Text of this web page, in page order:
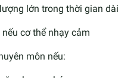
lớn trong thời gian dài
cơ thể nhạy cảm
môn nếu: